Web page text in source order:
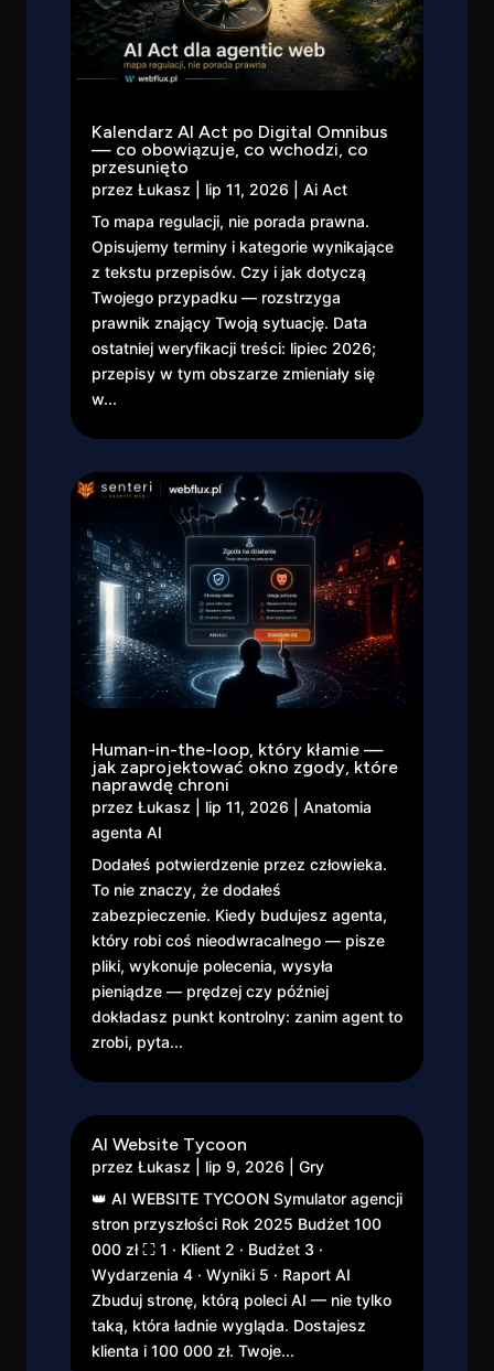
Kalendarz AI Act po Digital Omnibus
— co obowiązuje, co wchodzi, co
przesunięto
przez Łukasz lip 11, 2026
Ai Act
To mapa regulacji, nie porada prawna.
Opisujemy terminy i kategorie wynikające
z tekstu przepisów. Czy i jak dotyczą
Twojego przypadku — rozstrzyga
prawnik znający Twoją sytuację. Data
ostatniej weryfikacji treści: lipiec 2026;
przepisy w tym obszarze zmieniały się
w...
Human-in-the-loop, który kłamie —
jak zaprojektować okno zgody, które
naprawdę chroni
przez Łukasz lip 11, 2026
Anatomia
agenta AI
Dodałeś potwierdzenie przez człowieka.
To nie znaczy, że dodałeś
zabezpieczenie. Kiedy budujesz agenta,
który robi coś nieodwracalnego — pisze
pliki, wykonuje polecenia, wysyła
pieniądze — prędzej czy później
dokładasz punkt kontrolny: zanim agent to
zrobi, pyta...
AI Website Tycoon
przez Łukasz lip 9, 2026
Gry
👑 AI WEBSITE TYCOON Symulator agencji
stron przyszłości Rok 2025 Budżet 100
000 zł ⛶ 1 · Klient 2 · Budżet 3 ·
Wydarzenia 4 · Wyniki 5 · Raport AI
Zbuduj stronę, którą poleci AI — nie tylko
taką, która ładnie wygląda. Dostajesz
klienta i 100 000 zł. Twoje...